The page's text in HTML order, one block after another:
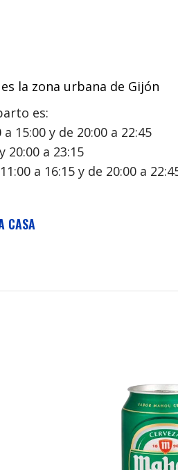
la zona urbana de Gijón
es:
a 15:00 y de 20:00 a 22:45
20:00 a 23:15
a 16:15 y de 20:00 a
CASA